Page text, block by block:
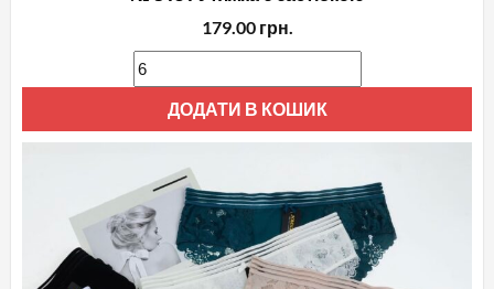
179.00 грн.
ДОДАТИ В КОШИК